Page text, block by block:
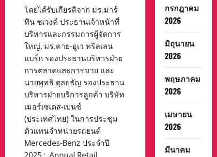
โดยได้รับเกียรติจาก มร.มาร์
ทิน ชเวงค์ ประธานเจ้าหน้าที่
บริหารและกรรมการผู้จัดการ
ใหญ่, มร.คาย-อูเว ทริลเลน
แบร์ก รองประธานบริหารฝ่าย
การตลาดและการขาย และ
นายพุทธิ ตุลยธัญ รองประธาน
บริหารฝ่ายบริการลูกค้า บริษัท
เมอร์เซเดส-เบนซ์
(ประเทศไทย) ในการประชุม
ตัวแทนจำหน่ายรถยนต์
Mercedes-Benz ประจำปี
2025 : Annual Retail
กรกฎาคม
2026
มิถุนายน
2026
พฤษภาคม
2026
เมษายน
2026
มีนาคม